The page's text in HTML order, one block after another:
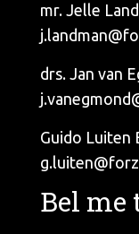
mr. Jelle
drs. Jan van
Guido Luiten
Bel me